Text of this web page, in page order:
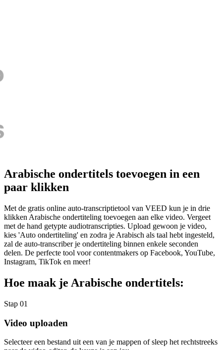
Arabische ondertitels toevoegen in een
paar klikken
Met de gratis online auto-transcriptietool van VEED kun je in drie
klikken Arabische ondertiteling toevoegen aan elke video. Vergeet
met de hand getypte audiotranscripties. Upload gewoon je video,
kies 'Auto ondertiteling' en zodra je Arabisch als taal hebt ingesteld,
zal de auto-transcriber je ondertiteling binnen enkele seconden
delen. De perfecte tool voor contentmakers op Facebook, YouTube,
Instagram, TikTok en meer!
Hoe maak je Arabische ondertitels:
Stap 01
Video uploaden
Selecteer een bestand uit een van je mappen of sleep het rechtstreeks